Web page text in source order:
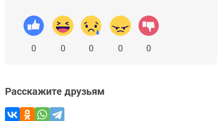
0 0 0 0 0
Расскажите друзьям